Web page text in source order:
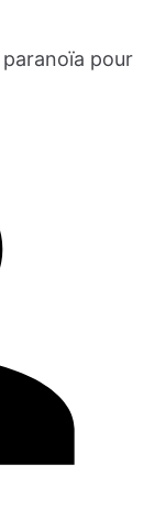
pour